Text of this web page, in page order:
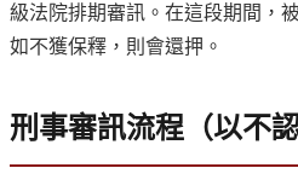
級法院排期審訊。在這段期間，
如不獲保釋，則會還押。
刑事審訊流程（以不